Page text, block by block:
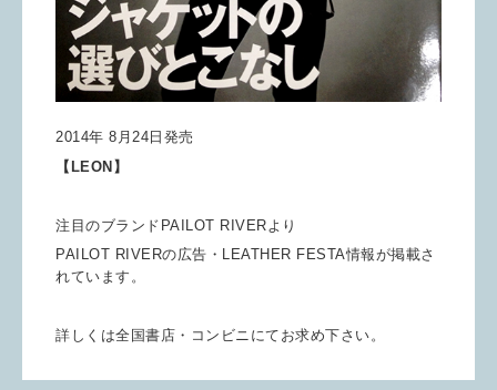
2014年 8月24日発売
【LEON】
注目のブランドPAILOT RIVERより
PAILOT RIVERの広告・LEATHER FESTA情報が掲載さ
れています。
詳しくは全国書店・コンビニにてお求め下さい。